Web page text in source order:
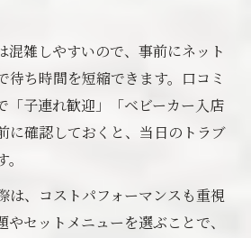
混雑しやすいので、事前にネット
待ち時間を短縮できます。口コミ
「子連れ歓迎」「ベビーカー入店
に確認しておくと、当日のトラブ
は、コストパフォーマンスも重視
やセットメニューを選ぶことで、